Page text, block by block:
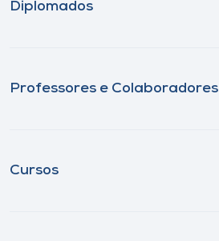
Diplomados
Professores e Colaboradores
Cursos